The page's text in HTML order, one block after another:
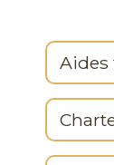
Aides